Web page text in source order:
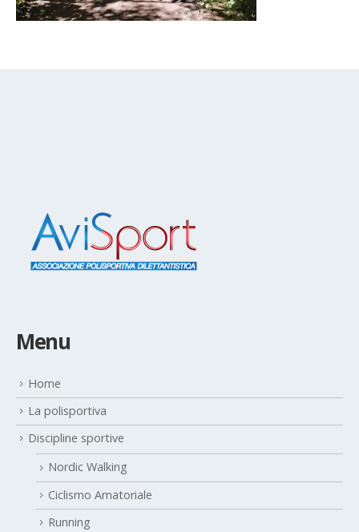
Menu
Home
La polisportiva
Discipline sportive
Nordic Walking
Ciclismo Amatoriale
Running